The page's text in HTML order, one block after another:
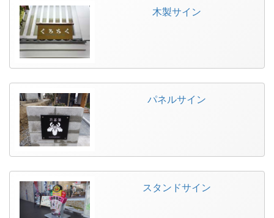
木製サイン
パネルサイン
スタンドサイン